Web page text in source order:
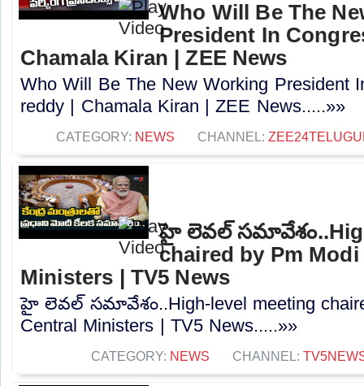
Who Will Be The
President In
Chamala Kiran | ZEE News
Who Will Be The New Working President
reddy | Chamala Kiran | ZEE News.....»»
CATEGORY: NEWS CHANNEL:
హై లెవల్
chaired by Pm
Ministers | TV5 News
హై లెవల్ సమావేశం..High-level meeting
Central Ministers | TV5 News.....»»
CATEGORY: NEWS CHANNEL: